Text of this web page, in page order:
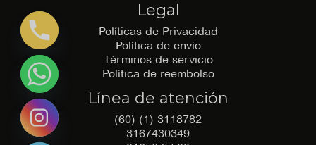
Legal
Políticas de Privacidad
Política de envío
Términos de servicio
Política de reembolso
Línea de atención
(60) (1) 3118782
3167430349